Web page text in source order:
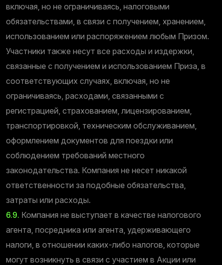
включая, но не ограничиваясь, налоговыми
обязательствами, в связи с получением, хранением,
использованием или распоряжением любым Призом.
Участники также несут все расходы и издержки,
связанные с получением и использованием Приза, в
соответствующих случаях, включая, но не
ограничиваясь, расходами, связанными с
регистрацией, страхованием, лицензированием,
транспортировкой, техническим обслуживанием,
оформлением документов для поездки или
соблюдением требований местного
законодательства. Компания не несет никакой
ответственности за подобные обязательства,
затраты или расходы.
6.9. Компания не выступает в качестве налогового
агента, посредника или агента, удерживающего
налоги, в отношении каких-либо налогов, которые
могут возникнуть в связи с участием в Акции или